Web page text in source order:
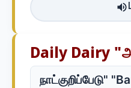
Daily Dairy
நாட்குறிப்பேடு"